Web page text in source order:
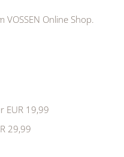
Online Shop.
EUR 19,99
29,99